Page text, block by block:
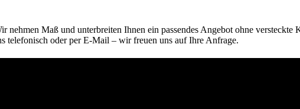
Maß und unterbreiten Ihnen ein passendes Angebot ohne
telefonisch oder per E-Mail – wir freuen uns auf Ihre Anfrage.